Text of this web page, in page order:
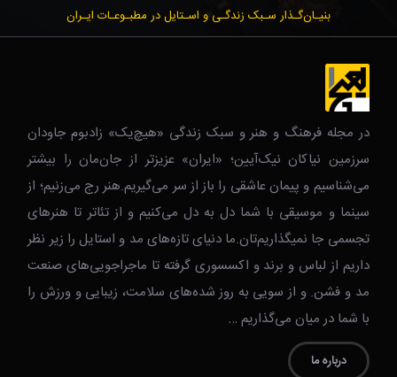
بنیـان‌گـذار سـبک زندگـی و اسـتایل در مطبـوعـات ایـران
در مجله فرهنگ و هنر و سبک زندگی‌ «هیچ‌یک» زادبوم جاودان
سرزمین نیاکان نیک‌‌‌آیین؛ «ایران» عزیزتر از جان‌مان را بیشتر
می‌شناسیم و پیمان عاشقی را باز از سر می‌گیریم.هنر رج می‌زنیم؛ از
سینما و موسیقی با شما دل به دل می‌کنیم و از تئاتر تا هنرهای
تجسمی جا نمیگذاریم‌تان.ما دنیای تازه‌های مد و استایل را زیر نظر
داریم از لباس و برند و اکسسوری گرفته تا ماجراجویی‌های صنعت
مد و فشن. و از سویی به روز شده‌های سلامت، زیبایی و ورزش را
با شما در میان می‌گذاریم …
درباره ما